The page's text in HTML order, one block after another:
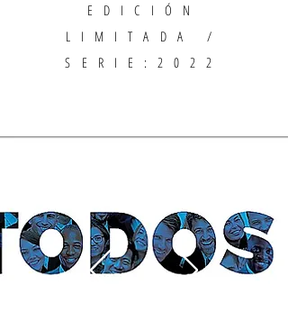
EDICIÓN
LIMITADA /
SERIE:2022